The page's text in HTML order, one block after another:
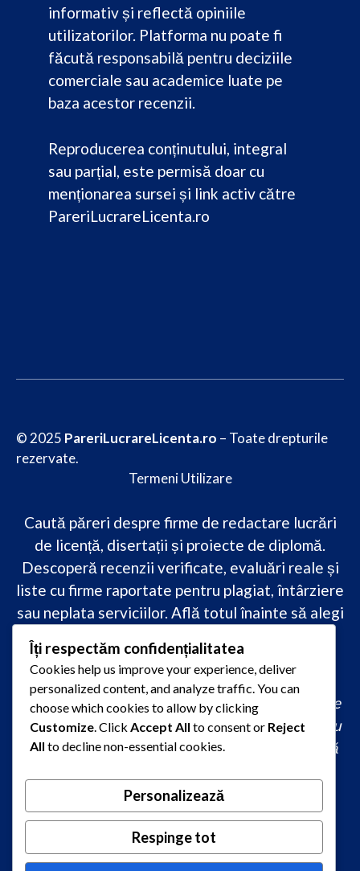
informativ și reflectă opiniile
utilizatorilor. Platforma nu poate fi
făcută responsabilă pentru deciziile
comerciale sau academice luate pe
baza acestor recenzii.
Reproducerea conținutului, integral
sau parțial, este permisă doar cu
menționarea sursei și link activ către
PareriLucrareLicenta.ro
© 2025 PareriLucrareLicenta.ro – Toate drepturile
rezervate.
Termeni Utilizare
Caută păreri despre firme de redactare lucrări
de licență, disertații și proiecte de diplomă.
Descoperă recenzii verificate, evaluări reale și
liste cu firme raportate pentru plagiat, întârziere
sau neplata serviciilor. Află totul înainte să alegi
academicădoar pe PareriLucrareLicenta.ro.
comandă lucrare de licență originală, redactare
lucrare licență urgent, ajutor profesional pentru
licență, servicii redactare disertație ieftin, firmă
academică la comandă, redactare licență fără
plagiat rapid, preț redactare lucrare de licență,
oferte redactare lucrări 2026, redactori
autorizați pentru lucrări academice
Îți respectăm confidențialitatea
Cookies help us improve your experience, deliver
personalized content, and analyze traffic. You can
choose which cookies to allow by clicking
Customize . Click Accept All to consent or Reject
All to decline non-essential cookies.
Personalizează
Respinge tot